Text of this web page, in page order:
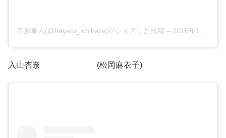
市原隼人(@hayato_ichihara)がシェアした投稿 – 2016年12月月20日午前2時18分PST
入山杏奈 (松岡麻衣子)